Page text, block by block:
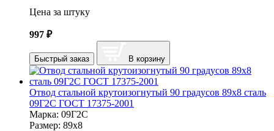
Цена за штуку
997 ₽
Быстрый заказ В корзину
Отвод стальной крутоизогнутый 90 градусов 89х8 сталь
09Г2С ГОСТ 17375-2001
Марка: 09Г2С
Размер: 89х8